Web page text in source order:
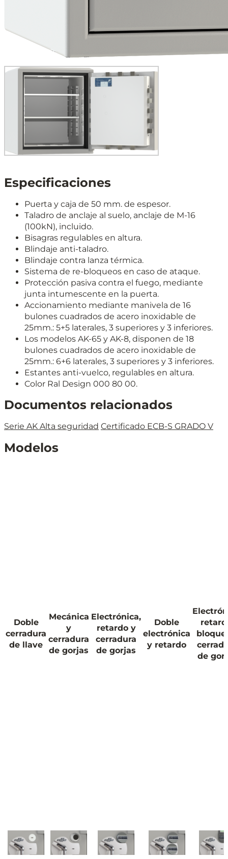
Especificaciones
Puerta y caja de 50 mm. de espesor.
Taladro de anclaje al suelo, anclaje de M-16
(100kN), incluido.
Bisagras regulables en altura.
Blindaje anti-taladro.
Blindaje contra lanza térmica.
Sistema de re-bloqueos en caso de ataque.
Protección pasiva contra el fuego, mediante
junta intumescente en la puerta.
Accionamiento mediante manivela de 16
bulones cuadrados de acero inoxidable de
25mm.: 5+5 laterales, 3 superiores y 3 inferiores.
Los modelos AK-65 y AK-8, disponen de 18
bulones cuadrados de acero inoxidable de
25mm.: 6+6 laterales, 3 superiores y 3 inferiores.
Estantes anti-vuelco, regulables en altura.
Color Ral Design 000 80 00.
Documentos relacionados
Serie AK Alta seguridad Certificado ECB-S GRADO V
Modelos
Doble
cerradura
de llave
Mecánica
y
cerradura
de gorjas
Electrónica,
retardo y
cerradura
de gorjas
Doble
electrónica
y retardo
de